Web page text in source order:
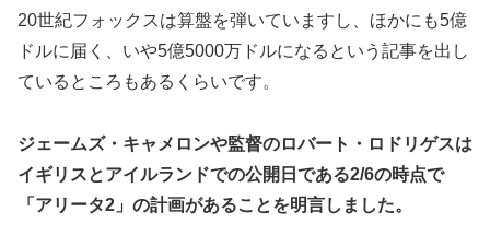
20世紀フォックスは算盤を弾いていますし、ほかにも5億
ドルに届く、いや5億5000万ドルになるという記事を出し
ているところもあるくらいです。
ジェームズ・キャメロンや監督のロバート・ロドリゲスは
イギリスとアイルランドでの公開日である2/6の時点で
「アリータ2」の計画があることを明言しました。